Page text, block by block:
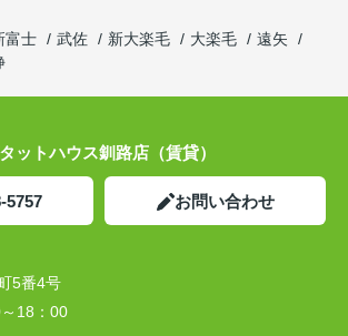
富士 武佐 新大楽毛 大楽毛
遠矢
ットハウス釧路店（賃貸）
5757 お問い合わせ
5番4号
18：00